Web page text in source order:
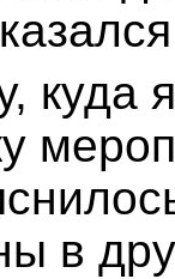
куда
в